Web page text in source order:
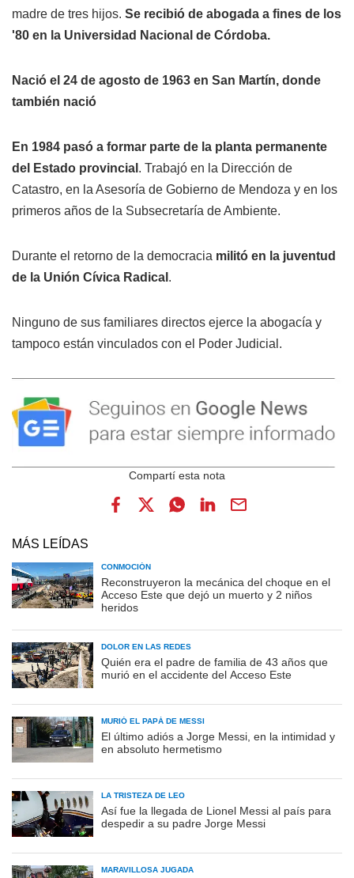
madre de tres hijos. Se recibió de abogada a fines de los
'80 en la Universidad Nacional de Córdoba.
Nació el 24 de agosto de 1963 en San Martín, donde
también nació
En 1984 pasó a formar parte de la planta permanente
del Estado provincial . Trabajó en la Dirección de
Catastro, en la Asesoría de Gobierno de Mendoza y en los
primeros años de la Subsecretaría de Ambiente.
Durante el retorno de la democracia militó en la juventud
de la Unión Cívica Radical .
Ninguno de sus familiares directos ejerce la abogacía y
tampoco están vinculados con el Poder Judicial.
MÁS LEÍDAS
CONMOCIÓN
Reconstruyeron la mecánica del choque en el
Acceso Este que dejó un muerto y 2 niños
heridos
DOLOR EN LAS REDES
Quién era el padre de familia de 43 años que
murió en el accidente del Acceso Este
MURIÓ EL PAPÁ DE MESSI
El último adiós a Jorge Messi, en la intimidad y
en absoluto hermetismo
LA TRISTEZA DE LEO
Así fue la llegada de Lionel Messi al país para
despedir a su padre Jorge Messi
MARAVILLOSA JUGADA